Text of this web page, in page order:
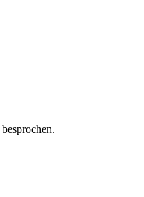
besprochen.